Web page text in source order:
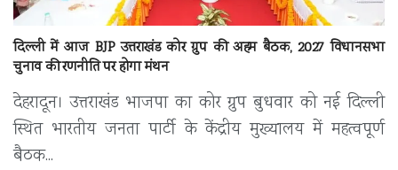
दिल्ली में आज BJP उत्तराखंड कोर ग्रुप की अहम बैठक, 2027 विधानसभा
चुनाव की रणनीति पर होगा मंथन
देहरादून। उत्तराखंड भाजपा का कोर ग्रुप बुधवार को नई दिल्ली
स्थित भारतीय जनता पार्टी के केंद्रीय मुख्यालय में महत्वपूर्ण
बैठक...